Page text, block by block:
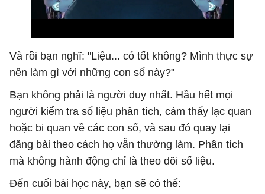
Và rồi bạn nghĩ: "Liệu... có tốt không? Mình thực sự
nên làm gì với những con số này?"
Bạn không phải là người duy nhất. Hầu hết mọi
người kiểm tra số liệu phân tích, cảm thấy lạc quan
hoặc bi quan về các con số, và sau đó quay lại
đăng bài theo cách họ vẫn thường làm. Phân tích
mà không hành động chỉ là theo dõi số liệu.
Đến cuối bài học này, bạn sẽ có thể: